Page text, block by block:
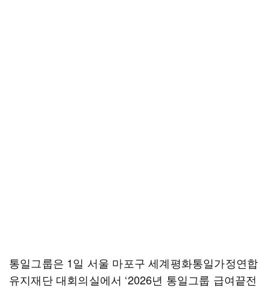
통일그룹은 1일 서울 마포구 세계평화통일가정연합
유지재단 대회의실에서 ‘2026년 통일그룹 급여끝전